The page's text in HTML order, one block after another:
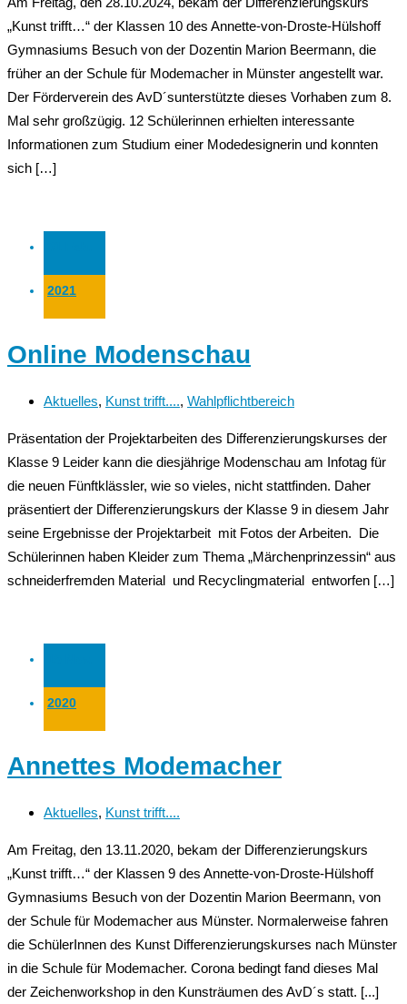
„Kunst trifft…“ der Klassen 10 des Annette-von-Droste-Hülshoff
Gymnasiums Besuch von der Dozentin Marion Beermann, die
früher an der Schule für Modemacher in Münster angestellt war.
Der Förderverein des AvD´sunterstützte dieses Vorhaben zum 8.
Mal sehr großzügig. 12 Schülerinnen erhielten interessante
Informationen zum Studium einer Modedesignerin und konnten
sich […]
2021
Online Modenschau
Aktuelles, Kunst trifft...., Wahlpflichtbereich
Präsentation der Projektarbeiten des Differenzierungskurses der
Klasse 9 Leider kann die diesjährige Modenschau am Infotag für
die neuen Fünftklässler, wie so vieles, nicht stattfinden. Daher
präsentiert der Differenzierungskurs der Klasse 9 in diesem Jahr
seine Ergebnisse der Projektarbeit mit Fotos der Arbeiten. Die
Schülerinnen haben Kleider zum Thema „Märchenprinzessin“ aus
schneiderfremden Material und Recyclingmaterial entworfen […]
2020
Annettes Modemacher
Aktuelles, Kunst trifft....
Am Freitag, den 13.11.2020, bekam der Differenzierungskurs
„Kunst trifft…“ der Klassen 9 des Annette-von-Droste-Hülshoff
Gymnasiums Besuch von der Dozentin Marion Beermann, von
der Schule für Modemacher aus Münster. Normalerweise fahren
die SchülerInnen des Kunst Differenzierungskurses nach Münster
in die Schule für Modemacher. Corona bedingt fand dieses Mal
der Zeichenworkshop in den Kunsträumen des AvD´s statt. [...]